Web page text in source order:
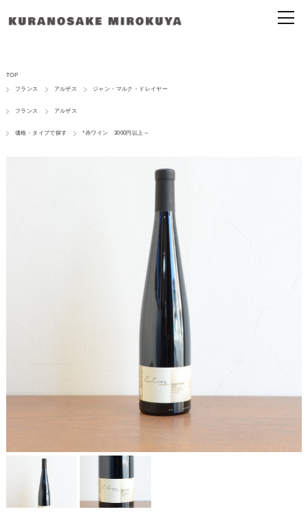
TOP
フランス アルザス ジャン・マルク・ドレイヤー
フランス アルザス
価格・タイプで探す *赤ワイン 3000円以上～